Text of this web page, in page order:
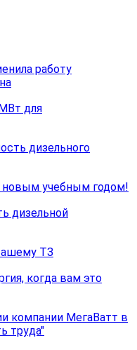
работу
для
дизельного
новым учебным годом!
дизельной
ТЗ
когда вам это
компании МегаВатт в
труда"